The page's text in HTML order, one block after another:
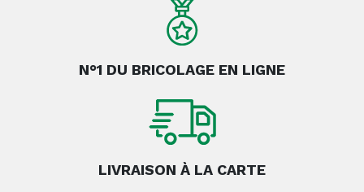
N°1 DU BRICOLAGE EN LIGNE
LIVRAISON À LA CARTE